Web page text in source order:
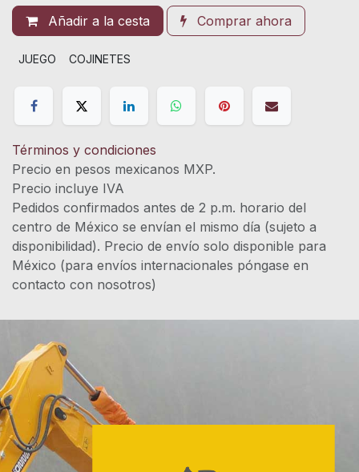
Añadir a la cesta Comprar ahora
JUEGO COJINETES
Términos y condiciones
Precio en pesos mexicanos MXP.
Precio incluye IVA
Pedidos confirmados antes de 2 p.m. horario del
centro de México se envían el mismo día (sujeto a
disponibilidad). Precio de envío solo disponible para
México (para envíos internacionales póngase en
contacto con nosotros)